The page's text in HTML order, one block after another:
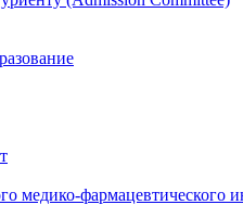
медико-фармацевтического